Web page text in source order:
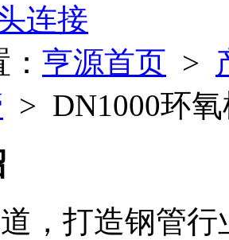
连接
亨源首页 >
> DN1000环
，打造钢管